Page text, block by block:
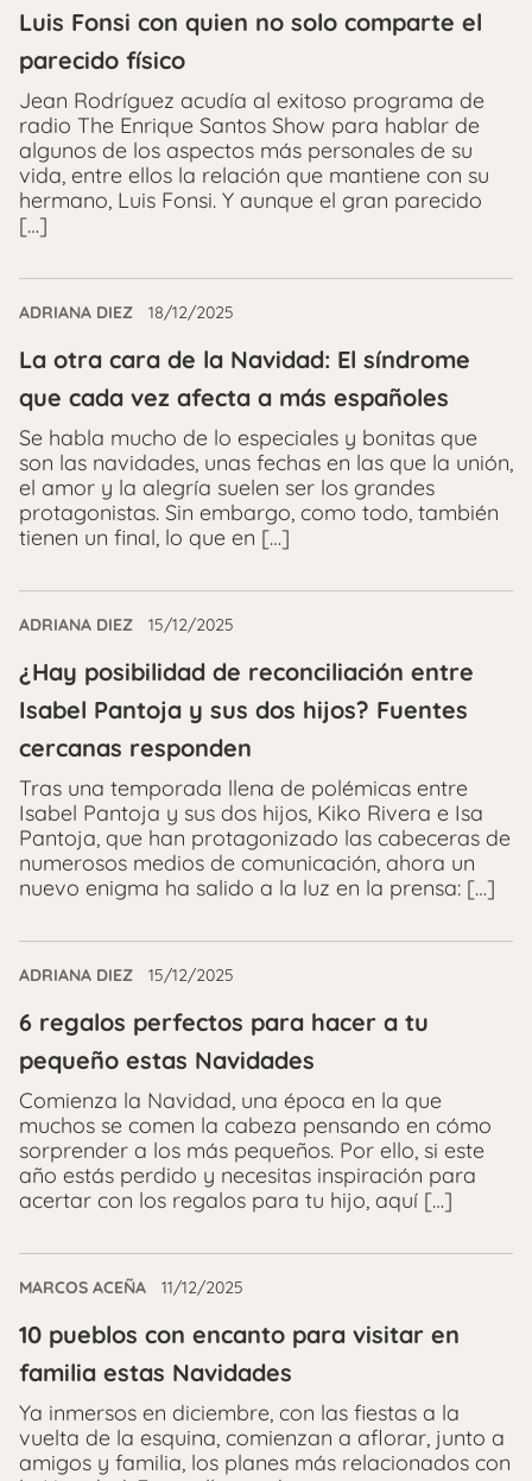
Luis Fonsi con quien no solo comparte el
parecido físico
Jean Rodríguez acudía al exitoso programa de
radio The Enrique Santos Show para hablar de
algunos de los aspectos más personales de su
vida, entre ellos la relación que mantiene con su
hermano, Luis Fonsi. Y aunque el gran parecido
[…]
ADRIANA DIEZ 18/12/2025
La otra cara de la Navidad: El síndrome
que cada vez afecta a más españoles
Se habla mucho de lo especiales y bonitas que
son las navidades, unas fechas en las que la unión,
el amor y la alegría suelen ser los grandes
protagonistas. Sin embargo, como todo, también
tienen un final, lo que en […]
ADRIANA DIEZ 15/12/2025
¿Hay posibilidad de reconciliación entre
Isabel Pantoja y sus dos hijos? Fuentes
cercanas responden
Tras una temporada llena de polémicas entre
Isabel Pantoja y sus dos hijos, Kiko Rivera e Isa
Pantoja, que han protagonizado las cabeceras de
numerosos medios de comunicación, ahora un
nuevo enigma ha salido a la luz en la prensa: […]
ADRIANA DIEZ 15/12/2025
6 regalos perfectos para hacer a tu
pequeño estas Navidades
Comienza la Navidad, una época en la que
muchos se comen la cabeza pensando en cómo
sorprender a los más pequeños. Por ello, si este
año estás perdido y necesitas inspiración para
acertar con los regalos para tu hijo, aquí […]
MARCOS ACEÑA 11/12/2025
10 pueblos con encanto para visitar en
familia estas Navidades
Ya inmersos en diciembre, con las fiestas a la
vuelta de la esquina, comienzan a aflorar, junto a
amigos y familia, los planes más relacionados con